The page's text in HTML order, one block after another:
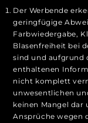
Der Werbende
geringfügige
Farbwiedergabe,
Blasenfreiheit bei
sind und aufgrund
enthaltenen
nicht komplett
unwesentlichen
keinen Mangel dar
Ansprüche wegen